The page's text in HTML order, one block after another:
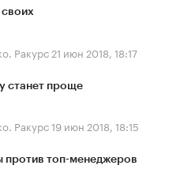
своих
Ракурс 21 июн 2018, 18:17
станет проще
Ракурс19 июн 2018, 18:15
против топ-менеджеров